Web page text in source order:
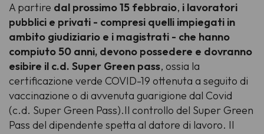
A partire dal prossimo 15 febbraio, i lavoratori
pubblici e privati - compresi quelli impiegati in
ambito giudiziario e i magistrati - che hanno
compiuto 50 anni, devono possedere e dovranno
esibire il c.d. Super Green pass, ossia la
certificazione verde COVID-19 ottenuta a seguito di
vaccinazione o di avvenuta guarigione dal Covid
(c.d. Super Green Pass).Il controllo del Super Green
Pass del dipendente spetta al datore di lavoro. Il